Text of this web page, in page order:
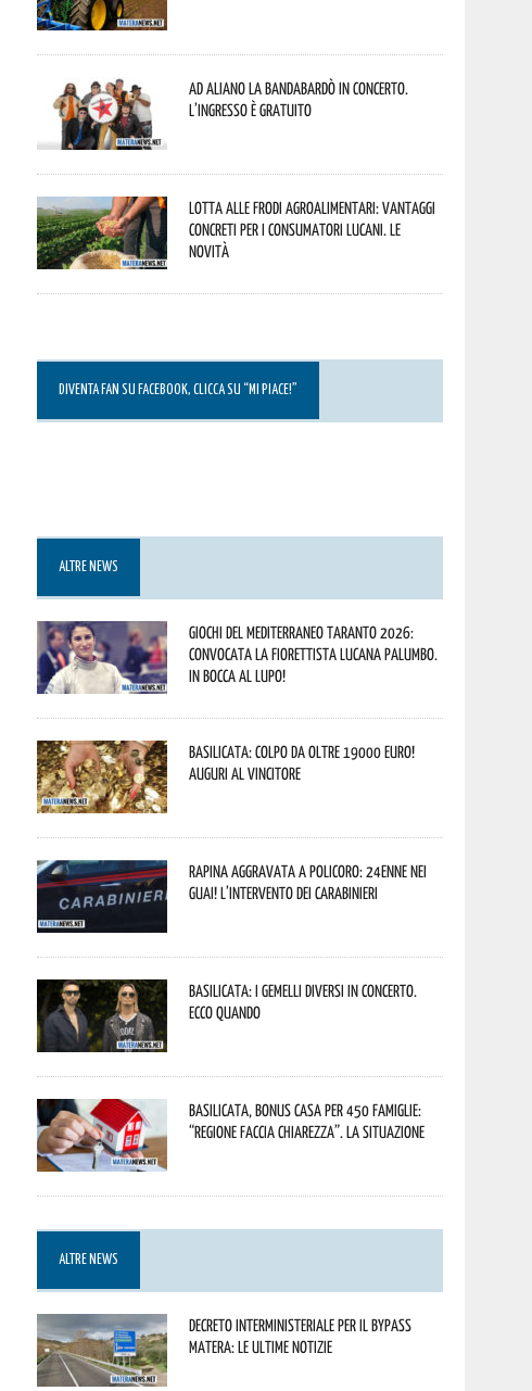
Ad Aliano la Bandabardò in concerto.
L’ingresso è gratuito
Lotta alle frodi agroalimentari: vantaggi
concreti per i consumatori lucani. Le
novità
DIVENTA FAN SU FACEBOOK, CLICCA SU “MI PIACE!”
ALTRE NEWS
Giochi del Mediterraneo Taranto 2026:
convocata la fiorettista lucana Palumbo.
In bocca al lupo!
Basilicata: colpo da oltre 19000 Euro!
Auguri al vincitore
Rapina aggravata a Policoro: 24enne nei
guai! L’intervento dei Carabinieri
Basilicata: i Gemelli DiVersi in concerto.
Ecco quando
Basilicata, Bonus casa per 450 famiglie:
“Regione faccia chiarezza”. La situazione
ALTRE NEWS
Decreto interministeriale per il Bypass
Matera: le ultime notizie